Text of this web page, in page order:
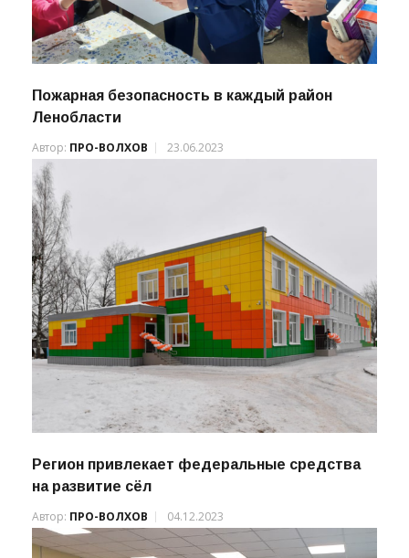
Ленобласти
Автор:
на развитие сёл